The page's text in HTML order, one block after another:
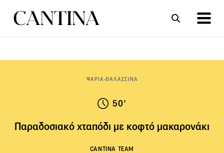
ΨΑΡΙΑ-ΘΑΛΑΣΣΙΝΑ
50'
Παραδοσιακό χταπόδι με κοφτό μακαρονάκι
CANTINA TEAM